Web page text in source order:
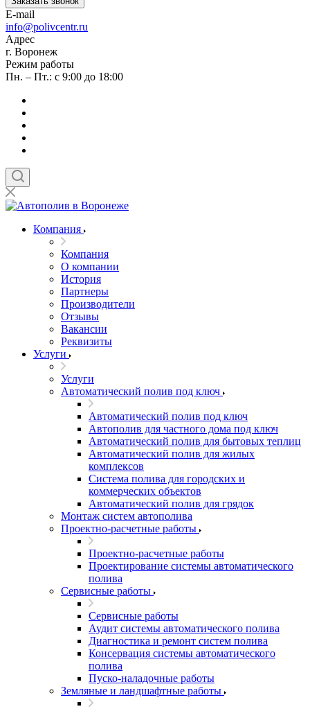
E-mail
info@polivcentr.ru
Адрес
г. Воронеж
Режим работы
Пн. – Пт.: с 9:00 до 18:00
Компания
Компания
О компании
История
Партнеры
Производители
Отзывы
Вакансии
Реквизиты
Услуги
Услуги
Автоматический полив под ключ
Автоматический полив под ключ
Автополив для частного дома под ключ
Автоматический полив для бытовых теплиц
Автоматический полив для жилых
комплексов
Система полива для городских и
коммерческих объектов
Автоматический полив для грядок
Монтаж систем автополива
Проектно-расчетные работы
Проектно-расчетные работы
Проектирование системы автоматического
полива
Сервисные работы
Сервисные работы
Аудит системы автоматического полива
Диагностика и ремонт систем полива
Консервация системы автоматического
полива
Пуско-наладочные работы
Земляные и ландшафтные работы